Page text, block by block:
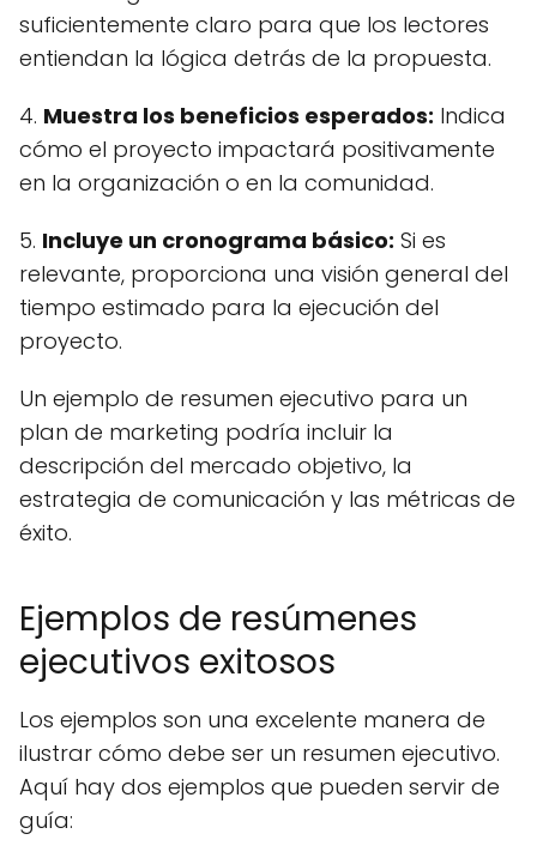
suficientemente claro para que los lectores
entiendan la lógica detrás de la propuesta.
4. Muestra los beneficios esperados: Indica
cómo el proyecto impactará positivamente
en la organización o en la comunidad.
5. Incluye un cronograma básico: Si es
relevante, proporciona una visión general del
tiempo estimado para la ejecución del
proyecto.
Un ejemplo de resumen ejecutivo para un
plan de marketing podría incluir la
descripción del mercado objetivo, la
estrategia de comunicación y las métricas de
éxito.
Ejemplos de resúmenes
ejecutivos exitosos
Los ejemplos son una excelente manera de
ilustrar cómo debe ser un resumen ejecutivo.
Aquí hay dos ejemplos que pueden servir de
guía: